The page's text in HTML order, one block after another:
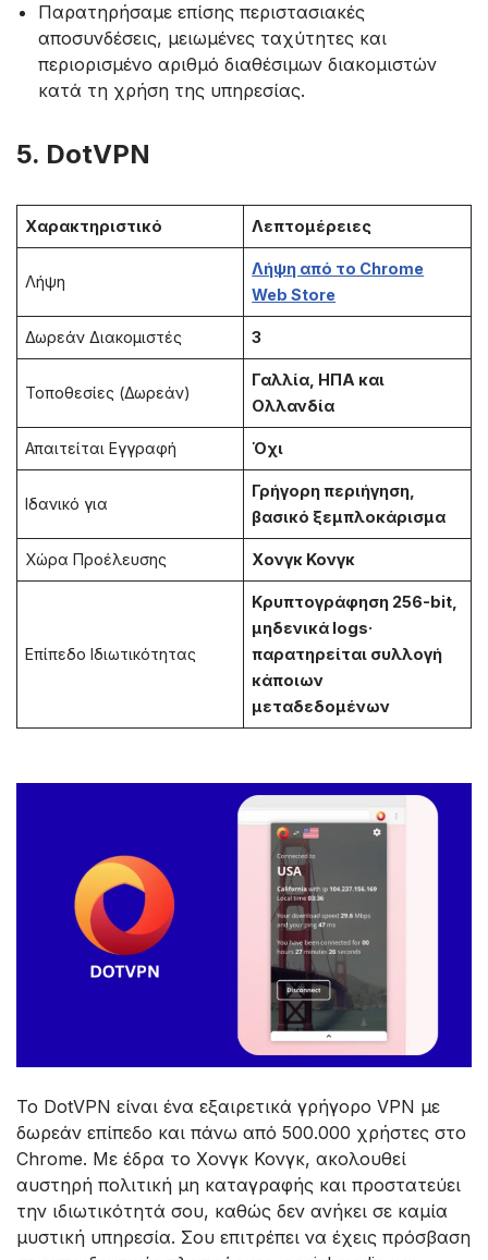
Παρατηρήσαμε επίσης περιστασιακές
αποσυνδέσεις, μειωμένες ταχύτητες και
περιορισμένο αριθμό διαθέσιμων διακομιστών
κατά τη χρήση της υπηρεσίας.
5. DotVPN
Χαρακτηριστικό Λεπτομέρειες
Λήψη
Λήψη από το Chrome
Web Store
Δωρεάν Διακομιστές 3
Τοποθεσίες (Δωρεάν)
Γαλλία, ΗΠΑ και
Ολλανδία
Απαιτείται Εγγραφή Όχι
Ιδανικό για
Γρήγορη περιήγηση,
βασικό ξεμπλοκάρισμα
Χώρα Προέλευσης Χονγκ Κονγκ
Επίπεδο Ιδιωτικότητας
Κρυπτογράφηση 256-bit,
μηδενικά logs·
παρατηρείται συλλογή
κάποιων
μεταδεδομένων
Το DotVPN είναι ένα εξαιρετικά γρήγορο VPN με
δωρεάν επίπεδο και πάνω από 500.000 χρήστες στο
Chrome. Με έδρα το Χονγκ Κονγκ, ακολουθεί
αυστηρή πολιτική μη καταγραφής και προστατεύει
την ιδιωτικότητά σου, καθώς δεν ανήκει σε καμία
μυστική υπηρεσία. Σου επιτρέπει να έχεις πρόσβαση